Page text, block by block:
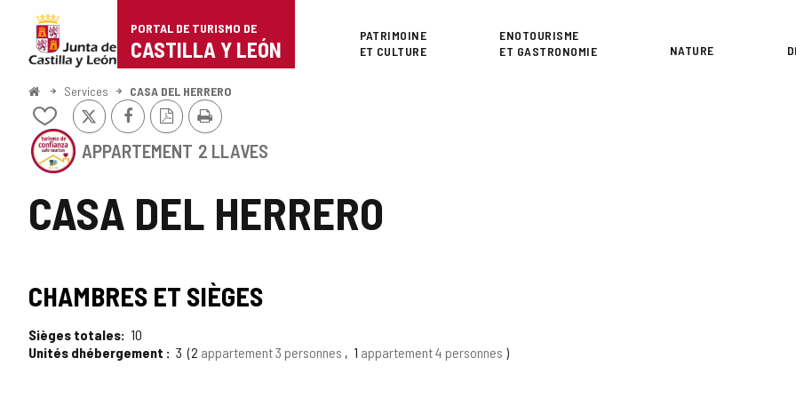
Portal
de
Turismo
Castilla
León
PORTAL DE TURISMO DE
CASTILLA Y LEÓN
Superior
PATRIMOINE
ET CULTURE
ENOTOURISME
ET GASTRONOMIE
NATURE
<
Accueil
Services CASA DEL HERRERO
CASA DEL HERRERO
Ajouter/retirer
le
contenu
de
X FacebookVersion
PDF
Imprimer
APPARTEMENT 2 LLAVES
SCEAU
DE
TOURISME
Cet
établissement
SCEAU
DE
CASTILLA
LEÓN
CHAMBRES ET SIÈGES
Sièges totales
10
Unités dhébergement
3 2 appartement 3 personnes 1 appartement 4 personnes